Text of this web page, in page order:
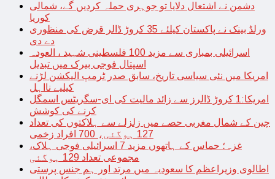
دشمن نے اشتعال دلایا تو جوہری حملہ کردیں گے، شمالی
کوریا
ورلڈ بینک نے پاکستان کیلئے 35 کروڑ ڈالر قرض کی منظوری
دے دی
اسرائیلی بمباری سے مزید 100 فلسطینی شہید ، العودہ
اسپتال فوجی بیرک میں تبدیل
امریکا میں نئی سیاسی تاریخ، سابق صدر ٹرمپ الیکشن لڑنے
کیلیے نااہل
امریکا:1 کروڑ ڈالرز سے زائد مالیت کی ای-سگریٹس اسمگل
کرنے کی کوشش
چین کے شمال مغربی حصے میں زلزلے سے ہلاکتوں کی تعداد
127 ہوگئی، 700 افراد زخمی
غزہ؛ حماس کے ہاتھوں مزید 7 اسرائیلی فوجی ہلاک،
مجموعی تعداد 129 ہوگئی
اطالوی وزیراعظم کا سعودیہ میں مرتد اور ہم جنس پرستی